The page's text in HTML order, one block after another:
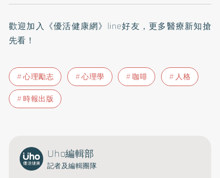
歡迎加入 《優活健康網》line好友 ，更多醫療新知搶
先看！
心理勵志 心理學 咖啡
人格
時報出版
Uho編輯部
記者及編輯團隊